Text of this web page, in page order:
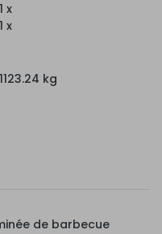
1 x
1 x
1123.24 kg
de barbecue